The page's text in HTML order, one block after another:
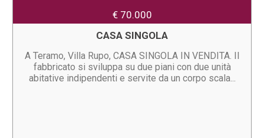
€ 70.000
CASA SINGOLA
A Teramo, Villa Rupo, CASA SINGOLA IN VENDITA. Il
fabbricato si sviluppa su due piani con due unità
abitative indipendenti e servite da un corpo scala...